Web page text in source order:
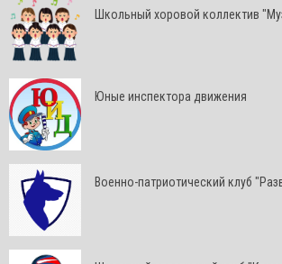
Школьный хоровой коллектив
Юные инспектора движения
Военно-патриотический клуб